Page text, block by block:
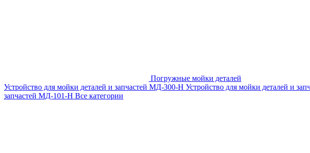
Погружные мойки деталей
Устройство для мойки деталей и запчастей МД-300-H Устройство для мойки деталей и
запчастей МД-101-Н Все категории